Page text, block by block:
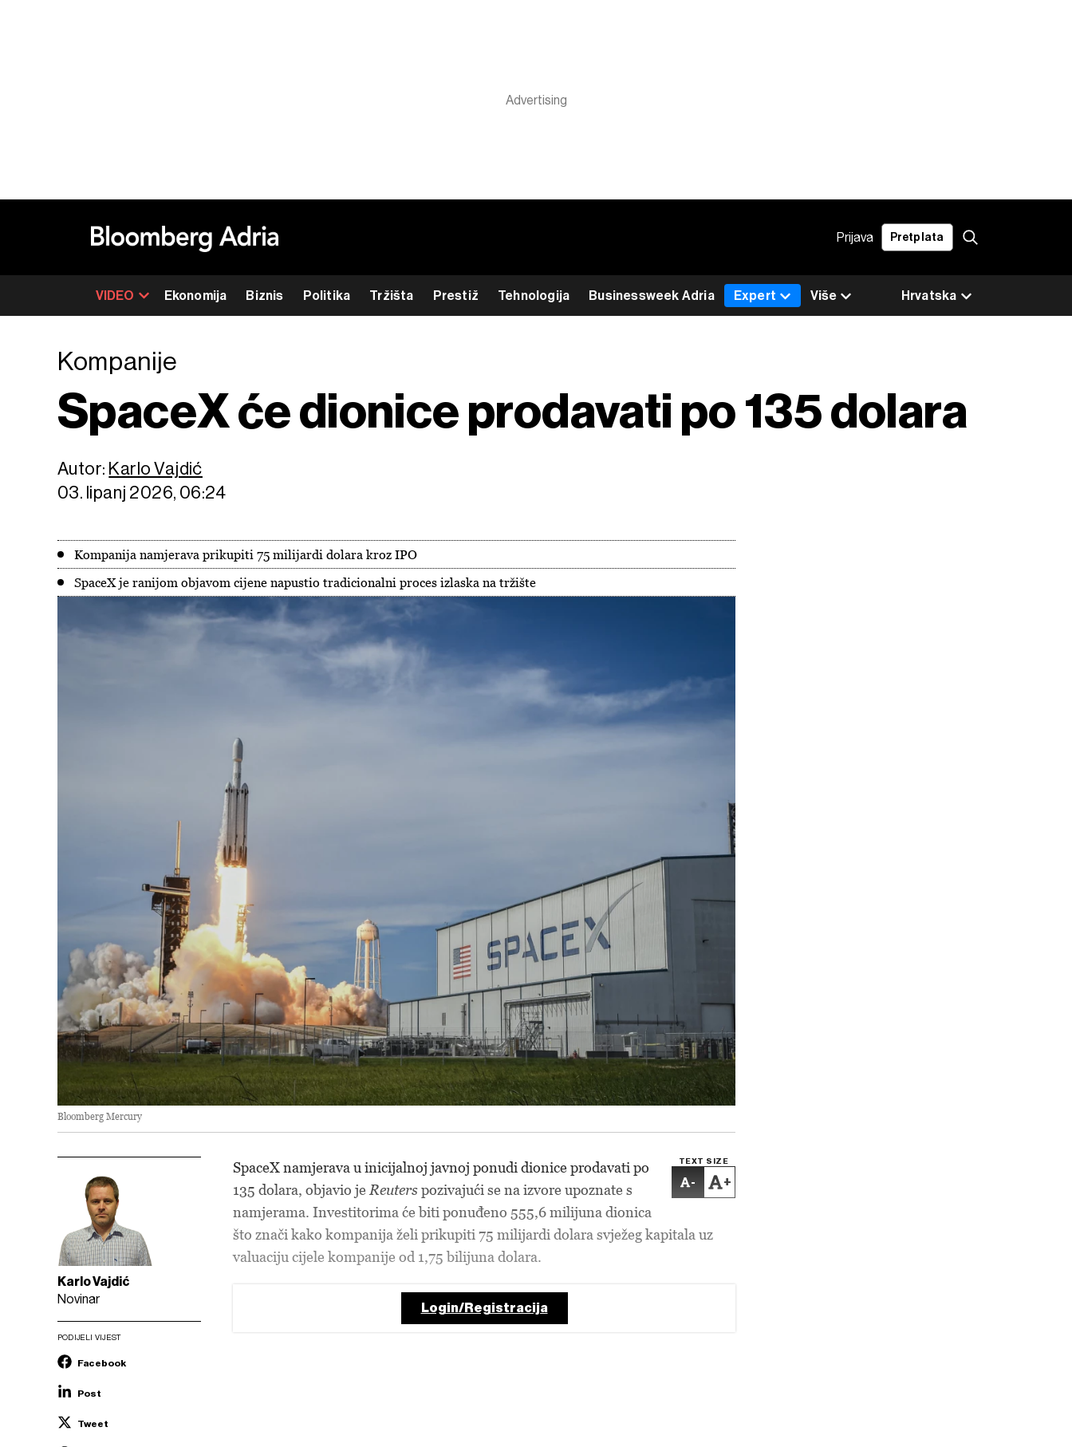
Prijava Pretplata
VIDEO Ekonomija Biznis Politika Tržišta Prestiž Tehnologija Businessweek Adria Hrvatska
Expert Više
Kompanije
SpaceX će dionice prodavati po 135 dolara
Autor: Karlo Vajdić
03. lipanj 2026, 06:24
Kompanija namjerava prikupiti 75 milijardi dolara kroz IPO
SpaceX je ranijom objavom cijene napustio tradicionalni proces izlaska na tržište
Bloomberg Mercury
Karlo Vajdić
Novinar
PODIJELI VIJEST
Facebook
Post
Tweet
TEXT SIZE
- +
SpaceX namjerava u inicijalnoj javnoj ponudi dionice prodavati po
135 dolara, objavio je Reuterspozivajući se na izvore upoznate s
namjerama. Investitorima će biti ponuđeno 555,6 milijuna dionica
što znači kako kompanija želi prikupiti 75 milijardi dolara svježeg kapitala uz
valuaciju cijele kompanije od 1,75 bilijuna dolara.
Login/Registracija